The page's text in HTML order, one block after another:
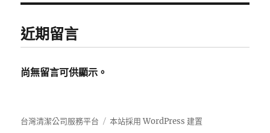
近期留言
尚無留言可供顯示。
台灣清潔公司服務平台 本站採用 WordPress 建置